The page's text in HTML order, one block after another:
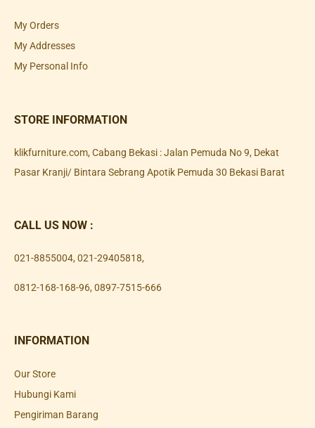
My Orders
My Addresses
My Personal Info
STORE INFORMATION
klikfurniture.com, Cabang Bekasi : Jalan Pemuda No 9, Dekat
Pasar Kranji/ Bintara Sebrang Apotik Pemuda 30 Bekasi Barat
CALL US NOW :
021-8855004, 021-29405818,
0812-168-168-96, 0897-7515-666
INFORMATION
Our Store
Hubungi Kami
Pengiriman Barang